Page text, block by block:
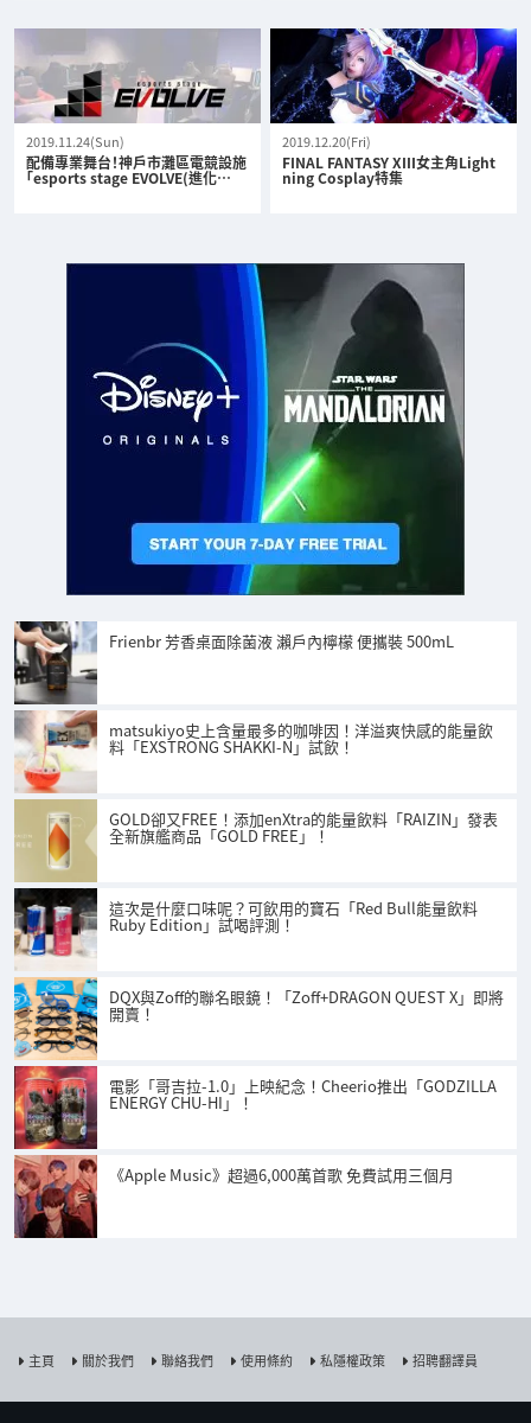
2019.11.24(Sun)
配備專業舞台！神戶市灘區電競設施
「esports stage EVOLVE(進化…
2019.12.20(Fri)
FINAL FANTASY XIII女主角Light
ning Cosplay特集
Frienbr 芳香桌面除菌液 瀨戶內檸檬 便攜裝 500mL
matsukiyo史上含量最多的咖啡因！洋溢爽快感的能量飲
料「EXSTRONG SHAKKI-N」試飲！
GOLD卻又FREE！添加enXtra的能量飲料「RAIZIN」發表
全新旗艦商品「GOLD FREE」！
這次是什麼口味呢？可飲用的寶石「Red Bull能量飲料
Ruby Edition」試喝評測！
DQX與Zoff的聯名眼鏡！「Zoff+DRAGON QUEST X」即將
開賣！
電影「哥吉拉-1.0」上映紀念！Cheerio推出「GODZILLA
ENERGY CHU-HI」！
《Apple Music》超過6,000萬首歌 免費試用三個月
主頁 關於我們 聯絡我們 使用條約 私隱權政策 招聘翻譯員